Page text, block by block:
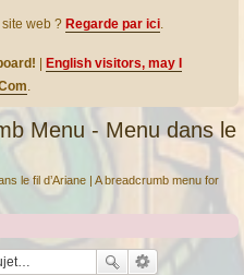
web ? Regarde par ici.
English visitors, may I
.
Menu - Menu dans le
le fil d’Ariane | A breadcrumb menu for